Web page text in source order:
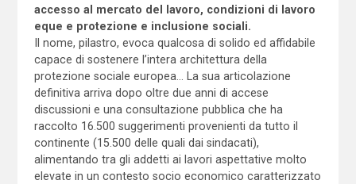
accesso al mercato del lavoro, condizioni di lavoro
eque e protezione e inclusione sociali.
Il nome, pilastro, evoca qualcosa di solido ed affidabile
capace di sostenere l’intera architettura della
protezione sociale europea… La sua articolazione
definitiva arriva dopo oltre due anni di accese
discussioni e una consultazione pubblica che ha
raccolto 16.500 suggerimenti provenienti da tutto il
continente (15.500 delle quali dai sindacati),
alimentando tra gli addetti ai lavori aspettative molto
elevate in un contesto socio economico caratterizzato